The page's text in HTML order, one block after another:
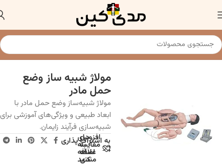
خانه مدلهای آناتومی (مولاژ) مولاژ جنین شناسی
مولاژ شبیه ساز وضع
حمل مادر
مولاژ شبیه‌ساز وضع حمل مادر با
ابعاد طبیعی و ویژگی‌های آموزشی برای
شبیه‌سازی فرآیند زایمان.
برای
مقایسه
اضافه
کنید
افزودن
به
علاقه
مندی
به اشتراک پذاری